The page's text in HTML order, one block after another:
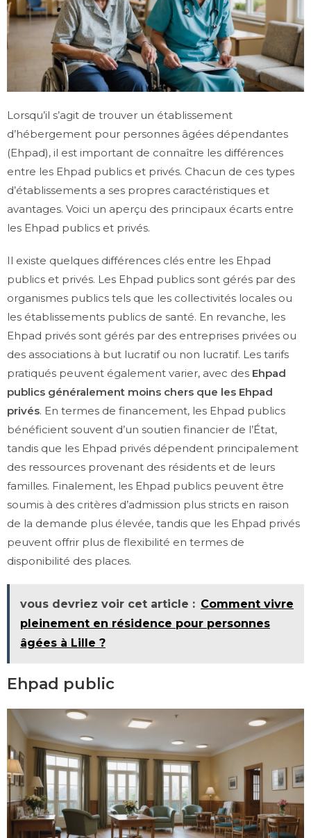
Lorsqu’il s’agit de trouver un établissement
d’hébergement pour personnes âgées dépendantes
(Ehpad), il est important de connaître les différences
entre les Ehpad publics et privés. Chacun de ces types
d’établissements a ses propres caractéristiques et
avantages. Voici un aperçu des principaux écarts entre
les Ehpad publics et privés.
Il existe quelques différences clés entre les Ehpad
publics et privés. Les Ehpad publics sont gérés par des
organismes publics tels que les collectivités locales ou
les établissements publics de santé. En revanche, les
Ehpad privés sont gérés par des entreprises privées ou
des associations à but lucratif ou non lucratif. Les tarifs
pratiqués peuvent également varier, avec des Ehpad
publics généralement moins chers que les Ehpad
privés. En termes de financement, les Ehpad publics
bénéficient souvent d’un soutien financier de l’État,
tandis que les Ehpad privés dépendent principalement
des ressources provenant des résidents et de leurs
familles. Finalement, les Ehpad publics peuvent être
soumis à des critères d’admission plus stricts en raison
de la demande plus élevée, tandis que les Ehpad privés
peuvent offrir plus de flexibilité en termes de
disponibilité des places.
vous devriez voir cet article : Comment vivre
pleinement en résidence pour personnes
âgées à Lille ?
Ehpad public